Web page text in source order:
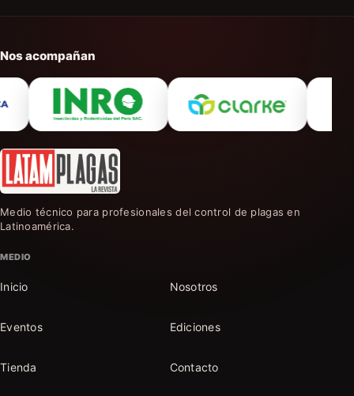
Nos acompañan
Medio técnico para profesionales del control de plagas en
Latinoamérica.
MEDIO
Inicio Nosotros
Eventos Ediciones
Tienda Contacto